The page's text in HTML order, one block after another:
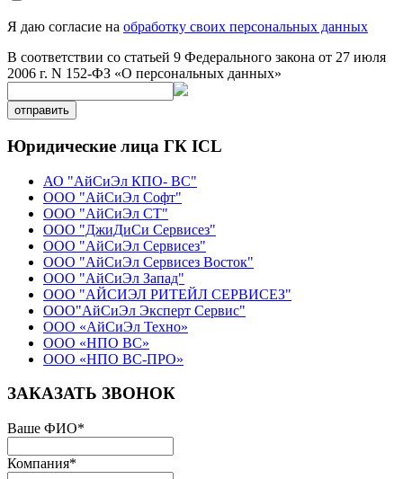
Я даю согласие на обработку своих персональных данных
В соответствии со статьей 9 Федерального закона от 27 июля
2006 г. N 152-ФЗ «О персональных данных»
отправить
Юридические лица ГК ICL
АО "АйСиЭл КПО- ВС"
ООО "АйСиЭл Софт"
ООО "АйСиЭл СТ"
ООО "ДжиДиСи Сервисез"
ООО "АйСиЭл Сервисез"
ООО "АйСиЭл Сервисез Восток"
ООО "АйСиЭл Запад"
ООО "АЙСИЭЛ РИТЕЙЛ СЕРВИСЕЗ"
ООО"АйСиЭл Эксперт Сервис"
ООО «АйСиЭл Техно»
ООО «НПО ВС»
ООО «НПО ВС-ПРО»
ЗАКАЗАТЬ ЗВОНОК
Ваше ФИО*
Компания*